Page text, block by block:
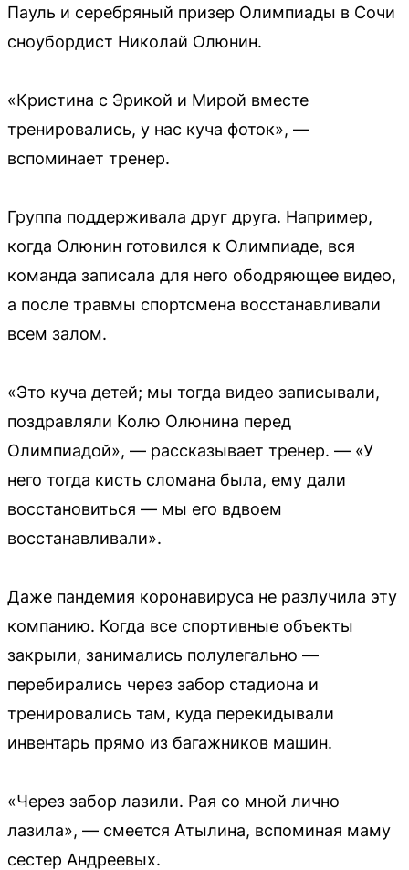
Пауль и серебряный призер Олимпиады в Сочи
сноубордист Николай Олюнин.
«Кристина с Эрикой и Мирой вместе
тренировались, у нас куча фоток», —
вспоминает тренер.
Группа поддерживала друг друга. Например,
когда Олюнин готовился к Олимпиаде, вся
команда записала для него ободряющее видео,
а после травмы спортсмена восстанавливали
всем залом.
«Это куча детей; мы тогда видео записывали,
поздравляли Колю Олюнина перед
Олимпиадой», — рассказывает тренер. — «У
него тогда кисть сломана была, ему дали
восстановиться — мы его вдвоем
восстанавливали».
Даже пандемия коронавируса не разлучила эту
компанию. Когда все спортивные объекты
закрыли, занимались полулегально —
перебирались через забор стадиона и
тренировались там, куда перекидывали
инвентарь прямо из багажников машин.
«Через забор лазили. Рая со мной лично
лазила», — смеется Атылина, вспоминая маму
сестер Андреевых.